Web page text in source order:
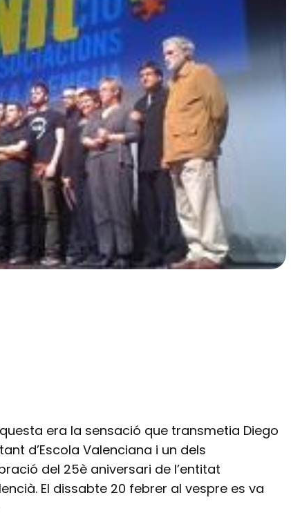
era la sensació que transmetia Diego
d’Escola Valenciana i un dels
del 25è aniversari de l’entitat
El dissabte 20 febrer al vespre es va